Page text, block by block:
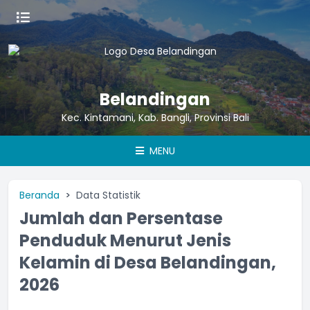
Belandingan
Kec. Kintamani, Kab. Bangli, Provinsi Bali
MENU
Beranda Data Statistik
Jumlah dan Persentase
Penduduk Menurut Jenis
Kelamin di Desa Belandingan,
2026